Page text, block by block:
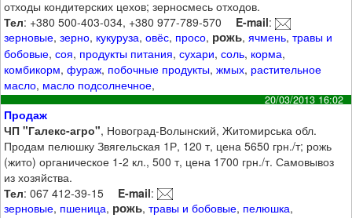
отходы кондитерских цехов; зерносмесь отходов.
Тел: +380 500-403-034, +380 977-789-570 E-mail:
зерновые,зерно, кукуруза,овёс, просо, рожь,ячмень,травы и
бобовые,соя, продукты питания,сухари,соль, корма,
комбикорм,фураж, побочные продукты,жмых, растительное
масло, масло подсолнечное,
20/03/2013 16:02
Продаж
ЧП "Галекс-агро", Новоград-Волынский, Житомирська обл.
Продам пелюшку Звягельская 1Р, 120 т, цена 5650 грн./т; рожь
(жито) органическое 1-2 кл., 500 т, цена 1700 грн./т. Самовывоз
из хозяйства.
Тел: 067 412-39-15 E-mail:
зерновые, пшеница, рожь,травы и бобовые, пелюшка,